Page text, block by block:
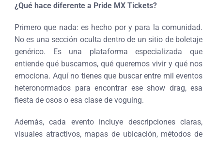
¿Qué hace diferente a Pride MX Tickets?
Primero que nada: es hecho por y para la comunidad.
No es una sección oculta dentro de un sitio de boletaje
genérico. Es una plataforma especializada que
entiende qué buscamos, qué queremos vivir y qué nos
emociona. Aquí no tienes que buscar entre mil eventos
heteronormados para encontrar ese show drag, esa
fiesta de osos o esa clase de voguing.
Además, cada evento incluye descripciones claras,
visuales atractivos, mapas de ubicación, métodos de